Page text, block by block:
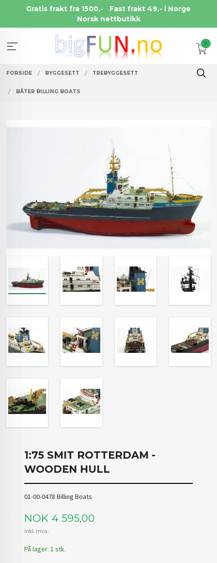
Gratis frakt fra 1500,-
Fast frakt 49,- i Norge
Norsk nettbutikk
0
FORSIDE BYGGESETT TREBYGGESETT
BÅTER BILLING BOATS
1:75 SMIT ROTTERDAM -
WOODEN HULL
01-00-0478 Billing Boats
Pris
NOK 4 595,00
inkl. mva.
På lager: 1 stk.